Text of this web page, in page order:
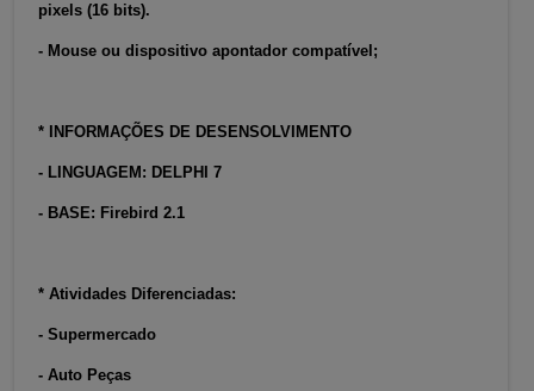
pixels (16 bits).
- Mouse ou dispositivo apontador compatível;
* INFORMAÇÕES DE DESENSOLVIMENTO
- LINGUAGEM: DELPHI 7
- BASE: Firebird 2.1
* Atividades Diferenciadas:
- Supermercado
- Auto Peças